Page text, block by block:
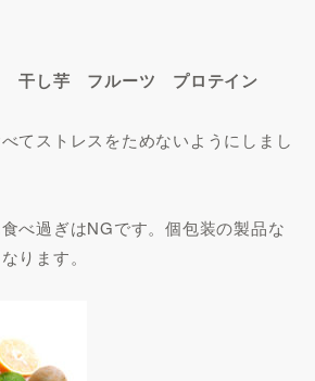
干し芋 フルーツ プロテイン
てストレスをためないようにしまし
べ過ぎはNGです。個包装の製品な
ります。